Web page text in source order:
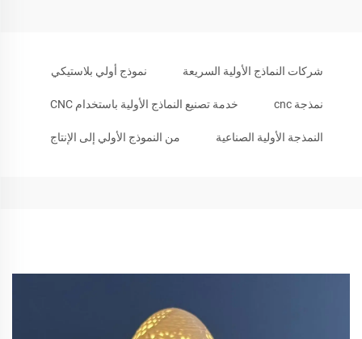
شركات النماذج الأولية السريعة نموذج أولي بلاستيكي
نمذجة cnc خدمة تصنيع النماذج الأولية باستخدام CNC
النمذجة الأولية الصناعية من النموذج الأولي إلى الإنتاج